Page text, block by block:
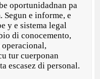
oportunidadnan pa
Segun e informe, e
y e sistema legal
di conocemento,
operacional,
tur cuerponan
escasez di personal.